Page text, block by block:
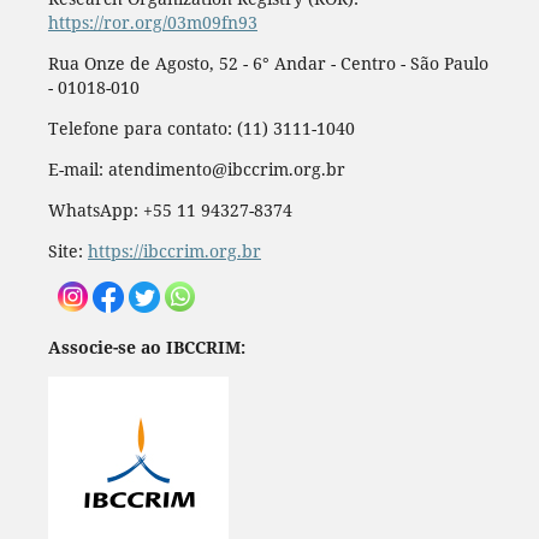
https://ror.org/03m09fn93
Rua Onze de Agosto, 52 - 6° Andar - Centro - São Paulo
- 01018-010
Telefone para contato: (11) 3111-1040
E-mail: atendimento@ibccrim.org.br
WhatsApp: +55 11 94327-8374
Site: https://ibccrim.org.br
Associe-se ao IBCCRIM: